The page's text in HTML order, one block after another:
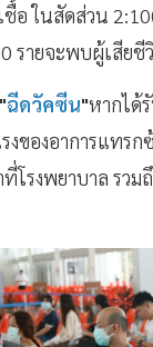
ชื้อ ในสัดส่วน
รายจะพบผู้เสียชี
"ฉีดวัคซีน"หากได้
งของอาการแทร
โรงพยาบาล รวม